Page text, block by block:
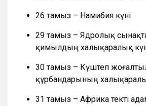
26 тамыз – Намибия күні
29 тамыз – Ядролық
қимылдың халықаралық
30 тамыз – Күштеп
құрбандарының
31 тамыз – Африка текті